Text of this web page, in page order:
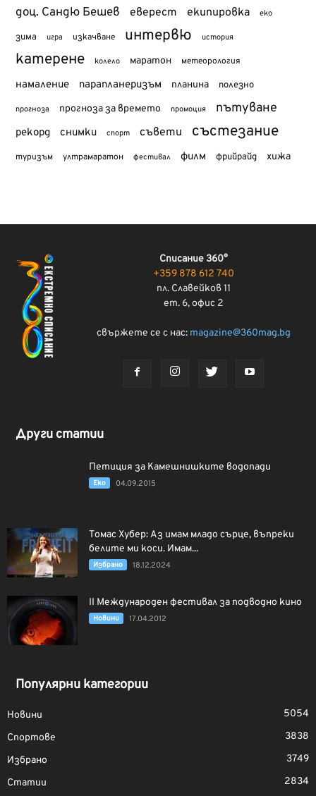
доц. Сандю Бешев еверест екипировка еко
зима игра изкачване интервю история
катерене колело маратон метеорология
намаление парапланеризъм планина полезно
прогноза прогноза за времето промоция пътуване
рекорд снимки спорт съвети състезание
туризъм ултрамаратон фестивал филм фрийрайд хижа
Списание 360°
+359 878 612 740
пл. Славейков 11
ет. 6, офис 2
свържете се с нас: magazine@360mag.bg
Други статии
Петиция за Камешнишките водопади
Еко 04.09.2015
Томас Хубер: Аз имам младо сърце, въпреки
белите ми коси. Имам...
Избрано 18.12.2024
II Международен фестивал за подводно кино
Новини 17.04.2012
Популярни категории
Новини
5054
Спортове
3838
Избрано
3749
Статии
2834